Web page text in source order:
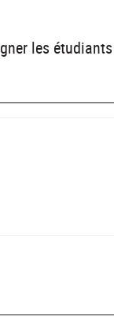
les